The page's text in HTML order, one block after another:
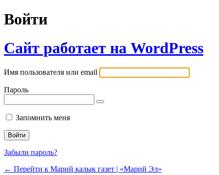
Войти
Сайт работает на WordPress
Имя пользователя или email
Пароль
Запомнить меня
Забыли пароль?
← Перейти к Марий калык газет | «Марий Эл»